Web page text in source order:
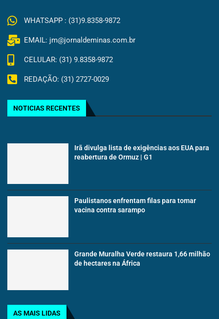
WHATSAPP : (31)9.8358-9872
EMAIL: jm@jornaldeminas.com.br
CELULAR: (31) 9.8358-9872
REDAÇÃO: (31) 2727-0029
NOTICIAS RECENTES
Irã divulga lista de exigências aos EUA para
reabertura de Ormuz | G1
Paulistanos enfrentam filas para tomar
vacina contra sarampo
Grande Muralha Verde restaura 1,66 milhão
de hectares na África
AS MAIS LIDAS